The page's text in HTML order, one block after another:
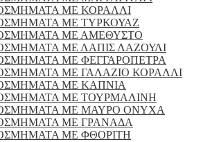
ΜΕ ΚΟΡΑΛΛΙ
ΜΕ ΤΥΡΚΟΥΑΖ
ΜΕ ΑΜΕΘΥΣΤΟ
ΜΕ ΛΑΠΙΣ ΛΑΖΟΥΛΙ
ΜΕ ΦΕΓΓΑΡΟΠΕΤΡΑ
ΜΕ ΓΑΛΑΖΙΟ ΚΟΡΑΛΛΙ
ΜΕ ΚΑΠΝΙΑ
ΜΕ ΤΟΥΡΜΑΛΙΝΗ
ΜΕ ΜΑΥΡΟ ΟΝΥΧΑ
ΜΕ ΓΡΑΝΑΔΑ
ΜΕ ΦΘΟΡΙΤΗ